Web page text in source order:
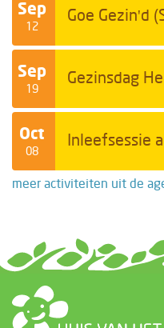
Sep
12
Goe Gezin'd
Sep
19
Gezinsdag
Oct
08
Inleefsessie
meer activiteiten uit de